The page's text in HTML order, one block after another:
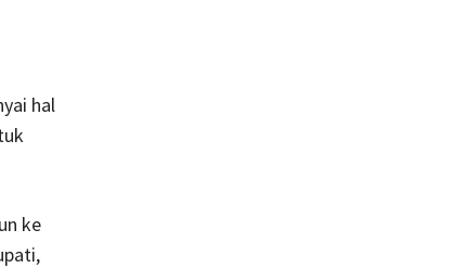
hal
ke